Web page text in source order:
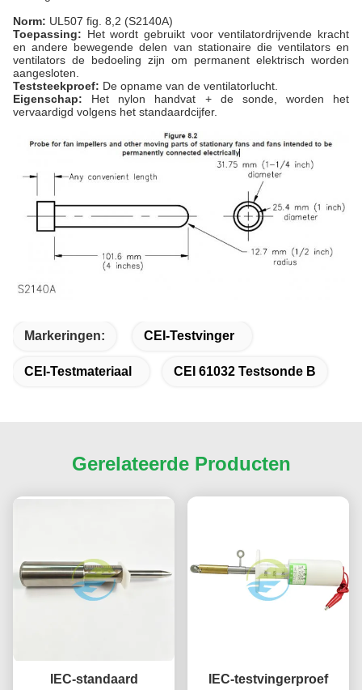
Norm: UL507 fig. 8,2 (S2140A)
Toepassing: Het wordt gebruikt voor ventilatordrijvende kracht
en andere bewegende delen van stationaire die ventilators en
ventilators de bedoeling zijn om permanent elektrisch worden
aangesloten.
Teststeekproef: De opname van de ventilatorlucht.
Eigenschap: Het nylon handvat + de sonde, worden het
vervaardigd volgens het standaardcijfer.
Markeringen: CEI-Testvinger
CEI-Testmateriaal CEI 61032 Testsonde B
Gerelateerde Producten
IEC-standaard
IEC-testvingerproef